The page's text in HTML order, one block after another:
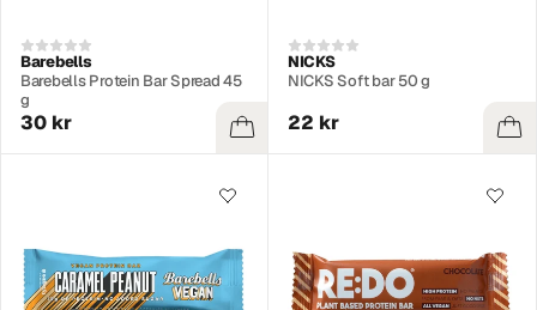
Barebells
Barebells Protein Bar Spread 45
g
30 kr
NICKS
NICKS Soft bar 50 g
22 kr